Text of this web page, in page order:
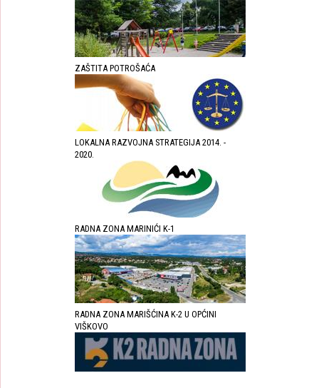
ZAŠTITA POTROŠAĆA
LOKALNA RAZVOJNA STRATEGIJA 2014. -
2020.
RADNA ZONA MARINIĆI K-1
RADNA ZONA MARIŠĆINA K-2 U OPĆINI
VIŠKOVO